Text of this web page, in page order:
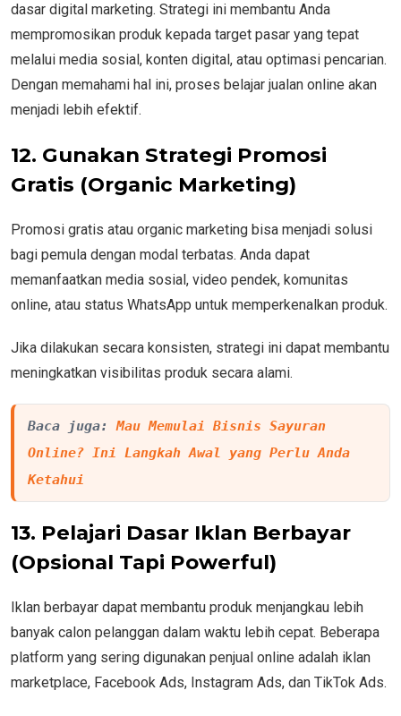
dasar digital marketing. Strategi ini membantu Anda
mempromosikan produk kepada target pasar yang tepat
melalui media sosial, konten digital, atau optimasi pencarian.
Dengan memahami hal ini, proses belajar jualan online akan
menjadi lebih efektif.
12. Gunakan Strategi Promosi
Gratis (Organic Marketing)
Promosi gratis atau organic marketing bisa menjadi solusi
bagi pemula dengan modal terbatas. Anda dapat
memanfaatkan media sosial, video pendek, komunitas
online, atau status WhatsApp untuk memperkenalkan produk.
Jika dilakukan secara konsisten, strategi ini dapat membantu
meningkatkan visibilitas produk secara alami.
Baca juga: Mau Memulai Bisnis Sayuran
Online? Ini Langkah Awal yang Perlu Anda
Ketahui
13. Pelajari Dasar Iklan Berbayar
(Opsional Tapi Powerful)
Iklan berbayar dapat membantu produk menjangkau lebih
banyak calon pelanggan dalam waktu lebih cepat. Beberapa
platform yang sering digunakan penjual online adalah iklan
marketplace, Facebook Ads, Instagram Ads, dan TikTok Ads.